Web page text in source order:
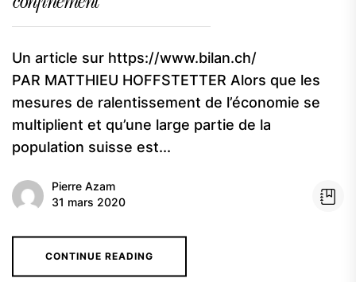
Un article sur https://www.bilan.ch/
PAR MATTHIEU HOFFSTETTER Alors que les
mesures de ralentissement de l’économie se
multiplient et qu’une large partie de la
population suisse est...
Pierre Azam
31 mars 2020
CONTINUE READING